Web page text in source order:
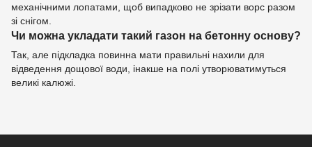
механічними лопатами, щоб випадково не зрізати ворс разом
зі снігом.
Чи можна укладати такий газон на бетонну основу?
Так, але підкладка повинна мати правильні нахили для
відведення дощової води, інакше на полі утворюватимуться
великі калюжі.